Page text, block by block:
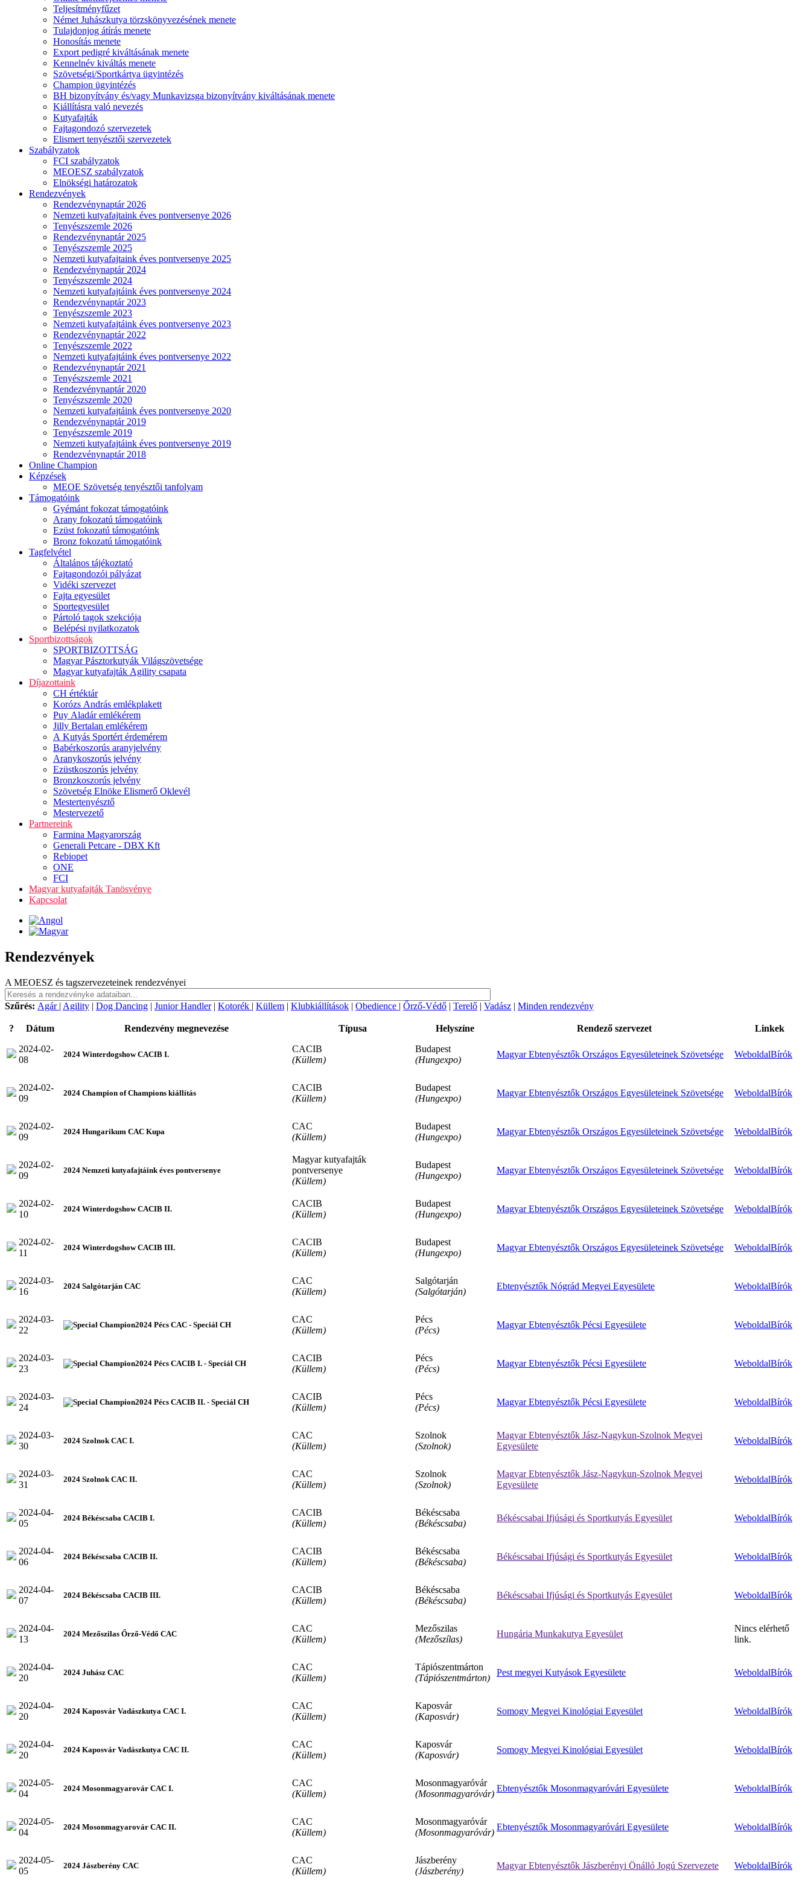
Teljesítményfűzet
Német Juhászkutya törzskönyvezésének menete
Tulajdonjog átírás menete
Honosítás menete
Export pedigré kiváltásának menete
Kennelnév kiváltás menete
Szövetségi/Sportkártya ügyintézés
Champion ügyintézés
BH bizonyítvány és/vagy Munkavizsga bizonyítvány kiváltásának menete
Kiállításra való nevezés
Kutyafajták
Fajtagondozó szervezetek
Elismert tenyésztői szervezetek
Szabályzatok
FCI szabályzatok
MEOESZ szabályzatok
Elnökségi határozatok
Rendezvények
Rendezvénynaptár 2026
Nemzeti kutyafajtaink éves pontversenye 2026
Tenyészszemle 2026
Rendezvénynaptár 2025
Tenyészszemle 2025
Nemzeti kutyafajtaink éves pontversenye 2025
Rendezvénynaptár 2024
Tenyészszemle 2024
Nemzeti kutyafajtáink éves pontversenye 2024
Rendezvénynaptár 2023
Tenyészszemle 2023
Nemzeti kutyafajtáink éves pontversenye 2023
Rendezvénynaptár 2022
Tenyészszemle 2022
Nemzeti kutyafajtáink éves pontversenye 2022
Rendezvénynaptár 2021
Tenyészszemle 2021
Rendezvénynaptár 2020
Tenyészszemle 2020
Nemzeti kutyafajtáink éves pontversenye 2020
Rendezvénynaptár 2019
Tenyészszemle 2019
Nemzeti kutyafajtáink éves pontversenye 2019
Rendezvénynaptár 2018
Online Champion
Képzések
MEOE Szövetség tenyésztői tanfolyam
Támogatóink
Gyémánt fokozat támogatóink
Arany fokozatú támogatóink
Ezüst fokozatú támogatóink
Bronz fokozatú támogatóink
Tagfelvétel
Általános tájékoztató
Fajtagondozói pályázat
Vidéki szervezet
Fajta egyesület
Sportegyesület
Pártoló tagok szekciója
Belépési nyilatkozatok
Sportbizottságok
SPORTBIZOTTSÁG
Magyar Pásztorkutyák Világszövetsége
Magyar kutyafajták Agility csapata
Díjazottaink
CH értéktár
Korózs András emlékplakett
Puy Aladár emlékérem
Jilly Bertalan emlékérem
A Kutyás Sportért érdemérem
Babérkoszorús aranyjelvény
Aranykoszorús jelvény
Ezüstkoszorús jelvény
Bronzkoszorús jelvény
Szövetség Elnöke Elismerő Oklevél
Mestertenyésztő
Mestervezető
Partnereink
Farmina Magyarország
Generali Petcare - DBX Kft
Rebiopet
ONE
FCI
Magyar kutyafajták Tanösvénye
Kapcsolat
Rendezvények
A MEOESZ és tagszervezeteinek rendezvényei
Szűrés: Agár | Agility | Dog Dancing | Junior Handler| Kotorék | Küllem | Klubkiállítások | Obedience | Őrző-Védő | Terelő | Vadász | Minden rendezvény
? Dátum Rendezvény megnevezése Típusa Helyszíne Rendező szervezet
Linkek
2024-02-
08
2024 Winterdogshow CACIB I.
CACIB
(Küllem)
Budapest
(Hungexpo)
Magyar Ebtenyésztők Országos Egyesületeinek Szövetsége WeboldalBírók
2024-02-
09
2024 Champion of Champions kiállítás
CACIB
(Küllem)
Budapest
(Hungexpo)
Magyar Ebtenyésztők Országos Egyesületeinek Szövetsége WeboldalBírók
2024-02-
09
2024 Hungarikum CAC Kupa
CAC
(Küllem)
Budapest
(Hungexpo)
Magyar Ebtenyésztők Országos Egyesületeinek Szövetsége WeboldalBírók
2024-02-
09
2024 Nemzeti kutyafajtáink éves pontversenye
Magyar kutyafajták
pontversenye
(Küllem)
Budapest
(Hungexpo)
Magyar Ebtenyésztők Országos Egyesületeinek Szövetsége WeboldalBírók
2024-02-
10
2024 Winterdogshow CACIB II.
CACIB
(Küllem)
Budapest
(Hungexpo)
Magyar Ebtenyésztők Országos Egyesületeinek Szövetsége WeboldalBírók
2024-02-
11
2024 Winterdogshow CACIB III.
CACIB
(Küllem)
Budapest
(Hungexpo)
Magyar Ebtenyésztők Országos Egyesületeinek Szövetsége WeboldalBírók
2024-03-
16
2024 Salgótarján CAC
CAC
(Küllem)
Salgótarján
(Salgótarján)
Ebtenyésztők Nógrád Megyei Egyesülete WeboldalBírók
2024-03-
22
2024 Pécs CAC - Speciál CH
CAC
(Küllem)
Pécs
(Pécs)
Magyar Ebtenyésztők Pécsi Egyesülete WeboldalBírók
2024-03-
23
2024 Pécs CACIB I. - Speciál CH
CACIB
(Küllem)
Pécs
(Pécs)
Magyar Ebtenyésztők Pécsi Egyesülete WeboldalBírók
2024-03-
24
2024 Pécs CACIB II. - Speciál CH
CACIB
(Küllem)
Pécs
(Pécs)
Magyar Ebtenyésztők Pécsi Egyesülete WeboldalBírók
2024-03-
30
2024 Szolnok CAC I.
CAC
(Küllem)
Szolnok
(Szolnok)
Magyar Ebtenyésztők Jász-Nagykun-Szolnok Megyei
Egyesülete
WeboldalBírók
2024-03-
31
2024 Szolnok CAC II.
CAC
(Küllem)
Szolnok
(Szolnok)
Magyar Ebtenyésztők Jász-Nagykun-Szolnok Megyei
Egyesülete
WeboldalBírók
2024-04-
05
2024 Békéscsaba CACIB I.
CACIB
(Küllem)
Békéscsaba
(Békéscsaba)
Békéscsabai Ifjúsági és Sportkutyás Egyesület WeboldalBírók
2024-04-
06
2024 Békéscsaba CACIB II.
CACIB
(Küllem)
Békéscsaba
(Békéscsaba)
Békéscsabai Ifjúsági és Sportkutyás Egyesület WeboldalBírók
2024-04-
07
2024 Békéscsaba CACIB III.
CACIB
(Küllem)
Békéscsaba
(Békéscsaba)
Békéscsabai Ifjúsági és Sportkutyás Egyesület WeboldalBírók
2024-04-
13
2024 Mezőszilas Őrző-Védő CAC
CAC
(Küllem)
Mezőszilas
(Mezőszílas)
Hungária Munkakutya Egyesület
Nincs elérhető
link.
2024-04-
20
2024 Juhász CAC
CAC
(Küllem)
Tápiószentmárton
(Tápiószentmárton)
Pest megyei Kutyások Egyesülete WeboldalBírók
2024-04-
20
2024 Kaposvár Vadászkutya CAC I.
CAC
(Küllem)
Kaposvár
(Kaposvár)
Somogy Megyei Kinológiai Egyesület WeboldalBírók
2024-04-
20
2024 Kaposvár Vadászkutya CAC II.
CAC
(Küllem)
Kaposvár
(Kaposvár)
Somogy Megyei Kinológiai Egyesület WeboldalBírók
2024-05-
04
2024 Mosonmagyarovár CAC I.
CAC
(Küllem)
Mosonmagyaróvár
(Mosonmagyaróvár)
Ebtenyésztők Mosonmagyaróvári Egyesülete WeboldalBírók
2024-05-
04
2024 Mosonmagyarovár CAC II.
CAC
(Küllem)
Mosonmagyaróvár
(Mosonmagyaróvár)
Ebtenyésztők Mosonmagyaróvári Egyesülete WeboldalBírók
2024-05-
05
2024 Jászberény CAC
CAC
(Küllem)
Jászberény
(Jászberény)
Magyar Ebtenyésztők Jászberényi Önálló Jogú Szervezete WeboldalBírók